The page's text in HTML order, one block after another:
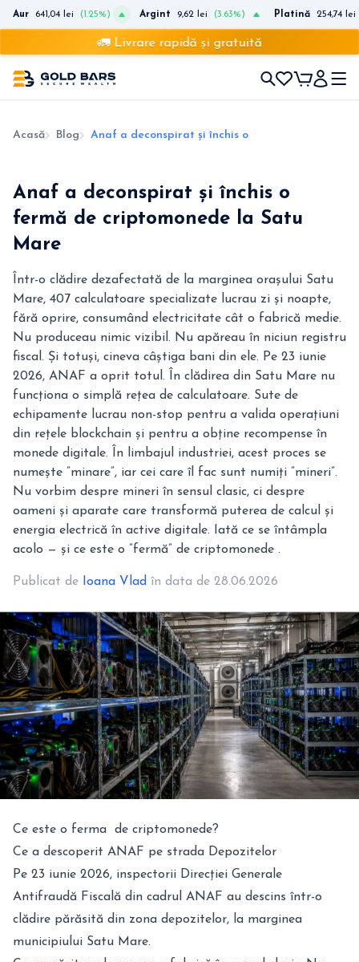
Aur 641,04 lei (1.25%) Argint 9,62 lei (3.63%) Platină 254,74 lei
🚛 Livrare rapidă și gratuită
Acasă Blog Anaf a deconspirat și închis o fermă de
Anaf a deconspirat și închis o
fermă de criptomonede la Satu
Mare
Într-o clădire dezafectată de la marginea orașului Satu
Mare, 407 calculatoare specializate lucrau zi și noapte,
fără oprire, consumând electricitate cât o fabrică medie.
Nu produceau nimic vizibil. Nu apăreau în niciun registru
fiscal. Și totuși, cineva câștiga bani din ele. Pe 23 iunie
2026, ANAF a oprit totul. În clădirea din Satu Mare nu
funcționa o simplă rețea de calculatoare. Sute de
echipamente lucrau non-stop pentru a valida operațiuni
din rețele blockchain și pentru a obține recompense în
monede digitale. În limbajul industriei, acest proces se
numește ”minare”, iar cei care îl fac sunt numiți ”mineri”.
Nu vorbim despre mineri în sensul clasic, ci despre
oameni și aparate care transformă puterea de calcul și
energia electrică în active digitale. Iată ce se întâmpla
acolo — și ce este o ”fermă” de criptomonede .
Publicat de Ioana Vlad în data de 28.06.2026
Ce este o ferma de criptomonede?
Ce a descoperit ANAF pe strada Depozitelor
Pe 23 iunie 2026, inspectorii Direcției Generale
Antifraudă Fiscală din cadrul ANAF au descins într-o
clădire părăsită din zona depozitelor, la marginea
municipiului Satu Mare.